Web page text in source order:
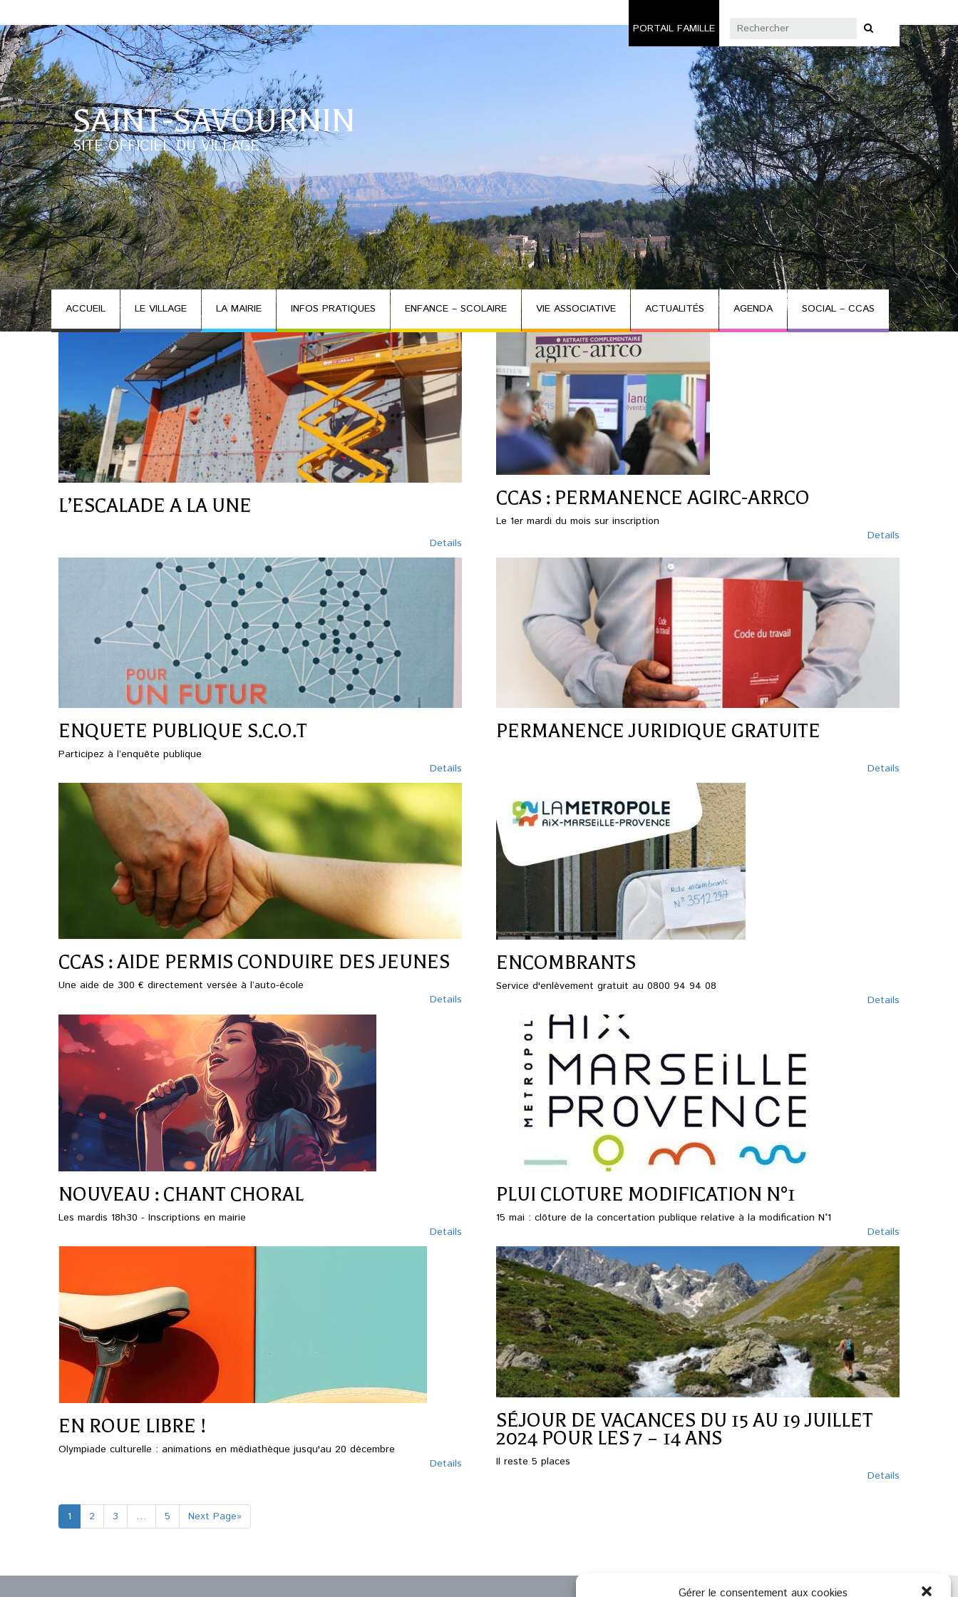
Gérer le consentement aux cookies
PORTAIL FAMILLE
SAINT-SAVOURNIN
SITE OFFICIEL DU VILLAGE
ACCUEIL LE VILLAGE LA MAIRIE INFOS PRATIQUES ENFANCE – SCOLAIRE VIE ASSOCIATIVE ACTUALITÉS AGENDA SOCIAL – CCAS
L’ESCALADE A LA UNE
Details
CCAS : PERMANENCE AGIRC-ARRCO
Le 1er mardi du mois sur inscription
Details
ENQUETE PUBLIQUE S.C.O.T
Participez à l’enquête publique
Details
PERMANENCE JURIDIQUE GRATUITE
Details
CCAS : AIDE PERMIS CONDUIRE DES JEUNES
Une aide de 300 € directement versée à l’auto-école
Details
ENCOMBRANTS
Service d'enlèvement gratuit au 0800 94 94 08
Details
NOUVEAU : CHANT CHORAL
Les mardis 18h30 - Inscriptions en mairie
Details
PLUI CLOTURE MODIFICATION N°1
15 mai : clôture de la concertation publique relative à la modification N°1
Details
EN ROUE LIBRE !
Olympiade culturelle : animations en médiathèque jusqu'au 20 décembre
Details
SÉJOUR DE VACANCES DU 15 AU 19 JUILLET
2024 POUR LES 7 – 14 ANS
Il reste 5 places
Details
1 2 3 … 5 Next Page»